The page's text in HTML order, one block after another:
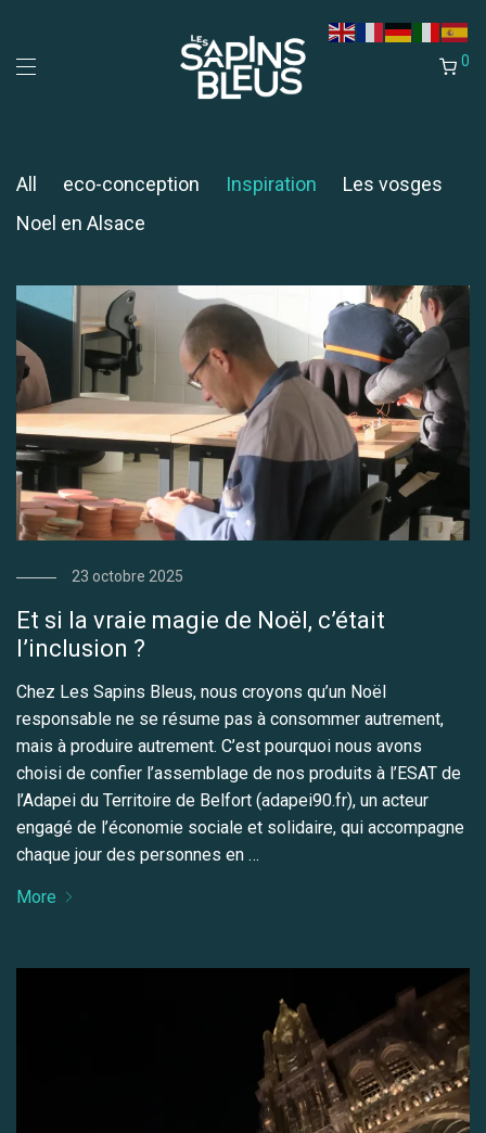
0
All eco-conception Inspiration
Les vosges
Noel en Alsace
23 octobre 2025
Et si la vraie magie de Noël, c’était
l’inclusion ?
Chez Les Sapins Bleus, nous croyons qu’un Noël
responsable ne se résume pas à consommer autrement,
mais à produire autrement. C’est pourquoi nous avons
choisi de confier l’assemblage de nos produits à l’ESAT de
l’Adapei du Territoire de Belfort (adapei90.fr), un acteur
engagé de l’économie sociale et solidaire, qui accompagne
chaque jour des personnes en …
More